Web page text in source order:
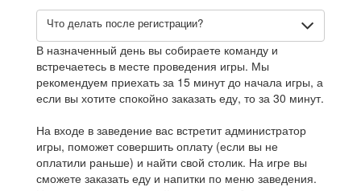
Что делать после регистрации?
В назначенный день вы собираете команду и
встречаетесь в месте проведения игры. Мы
рекомендуем приехать за 15 минут до начала игры, а
если вы хотите спокойно заказать еду, то за 30 минут.
На входе в заведение вас встретит администратор
игры, поможет совершить оплату (если вы не
оплатили раньше) и найти свой столик. На игре вы
сможете заказать еду и напитки по меню заведения.